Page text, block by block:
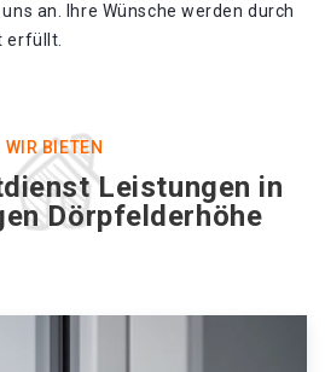
an. Ihre Wünsche werden durch
erfüllt.
WIR BIETEN
Leistungen in
Dörpfelderhöhe